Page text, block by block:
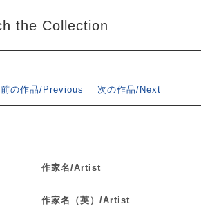
the Collection
前の作品/Previous 次の作品/Next
作家名/Artist
作家名（英）/Artist